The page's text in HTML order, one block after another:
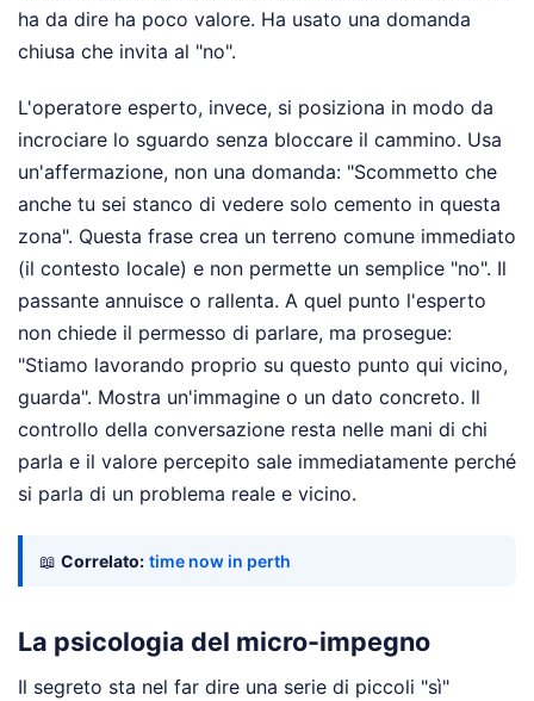
ha da dire ha poco valore. Ha usato una domanda
chiusa che invita al "no".
L'operatore esperto, invece, si posiziona in modo da
incrociare lo sguardo senza bloccare il cammino. Usa
un'affermazione, non una domanda: "Scommetto che
anche tu sei stanco di vedere solo cemento in questa
zona". Questa frase crea un terreno comune immediato
(il contesto locale) e non permette un semplice "no". Il
passante annuisce o rallenta. A quel punto l'esperto
non chiede il permesso di parlare, ma prosegue:
"Stiamo lavorando proprio su questo punto qui vicino,
guarda". Mostra un'immagine o un dato concreto. Il
controllo della conversazione resta nelle mani di chi
parla e il valore percepito sale immediatamente perché
si parla di un problema reale e vicino.
📖 Correlato: time now in perth
La psicologia del micro-impegno
Il segreto sta nel far dire una serie di piccoli "sì"